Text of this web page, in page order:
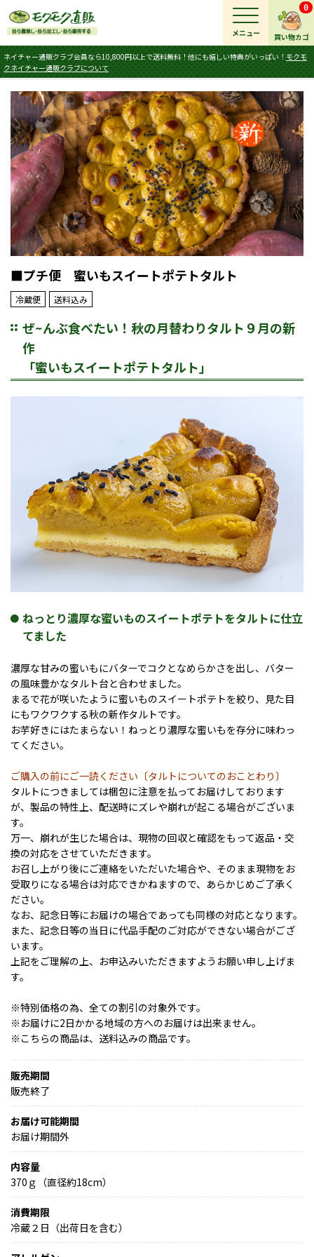
買い物カゴ
0
ネイチャー通販クラブ会員なら10,800円以上で送料無料！他にも嬉しい特典がいっぱい！ モクモ
クネイチャー通販クラブについて
メニュー
■プチ便 蜜いもスイートポテトタルト
冷蔵便 送料込み
ぜ~んぶ食べたい！秋の月替わりタルト９月の新
作
「蜜いもスイートポテトタルト」
ねっとり濃厚な蜜いものスイートポテトをタルトに仕立
てました
濃厚な甘みの蜜いもにバターでコクとなめらかさを出し、バター
の風味豊かなタルト台と合わせました。
まるで花が咲いたように蜜いものスイートポテトを絞り、見た目
にもワクワクする秋の新作タルトです。
お芋好きにはたまらない！ねっとり濃厚な蜜いもを存分に味わっ
てください。
ご購入の前にご一読ください〔タルトについてのおことわり〕
タルトにつきましては梱包に注意を払ってお届けしております
が、製品の特性上、配送時にズレや崩れが起こる場合がございま
す。
万一、崩れが生じた場合は、現物の回収と確認をもって返品・交
換の対応をさせていただきます。
お召し上がり後にご連絡をいただいた場合や、そのまま現物をお
受取りになる場合は対応できかねますので、あらかじめご了承く
ださい。
なお、記念日等にお届けの場合であっても同様の対応となります。
また、記念日等の当日に代品手配のご対応ができない場合がござ
います。
上記をご理解の上、お申込みいただきますようお願い申し上げま
す。
※特別価格の為、全ての割引の対象外です。
※お届けに2日かかる地域の方へのお届けは出来ません。
※こちらの商品は、送料込みの商品です。
販売期間
販売終了
お届け可能期間
お届け期間外
内容量
370ｇ（直径約18cm）
消費期限
冷蔵２日（出荷日を含む）